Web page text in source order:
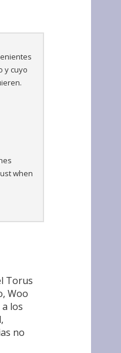
y cuyo
when
Torus
Woo
los
no